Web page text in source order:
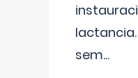
sem...